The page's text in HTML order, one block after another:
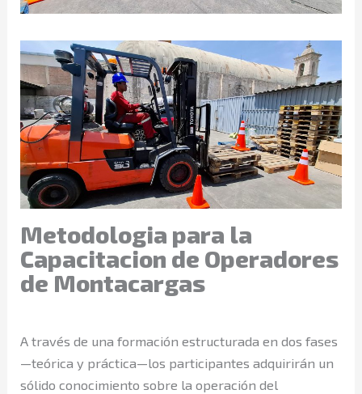
Metodologia para la
Capacitacion de Operadores
de Montacargas
A través de una formación estructurada en dos fases
—teórica y práctica—los participantes adquirirán un
sólido conocimiento sobre la operación del